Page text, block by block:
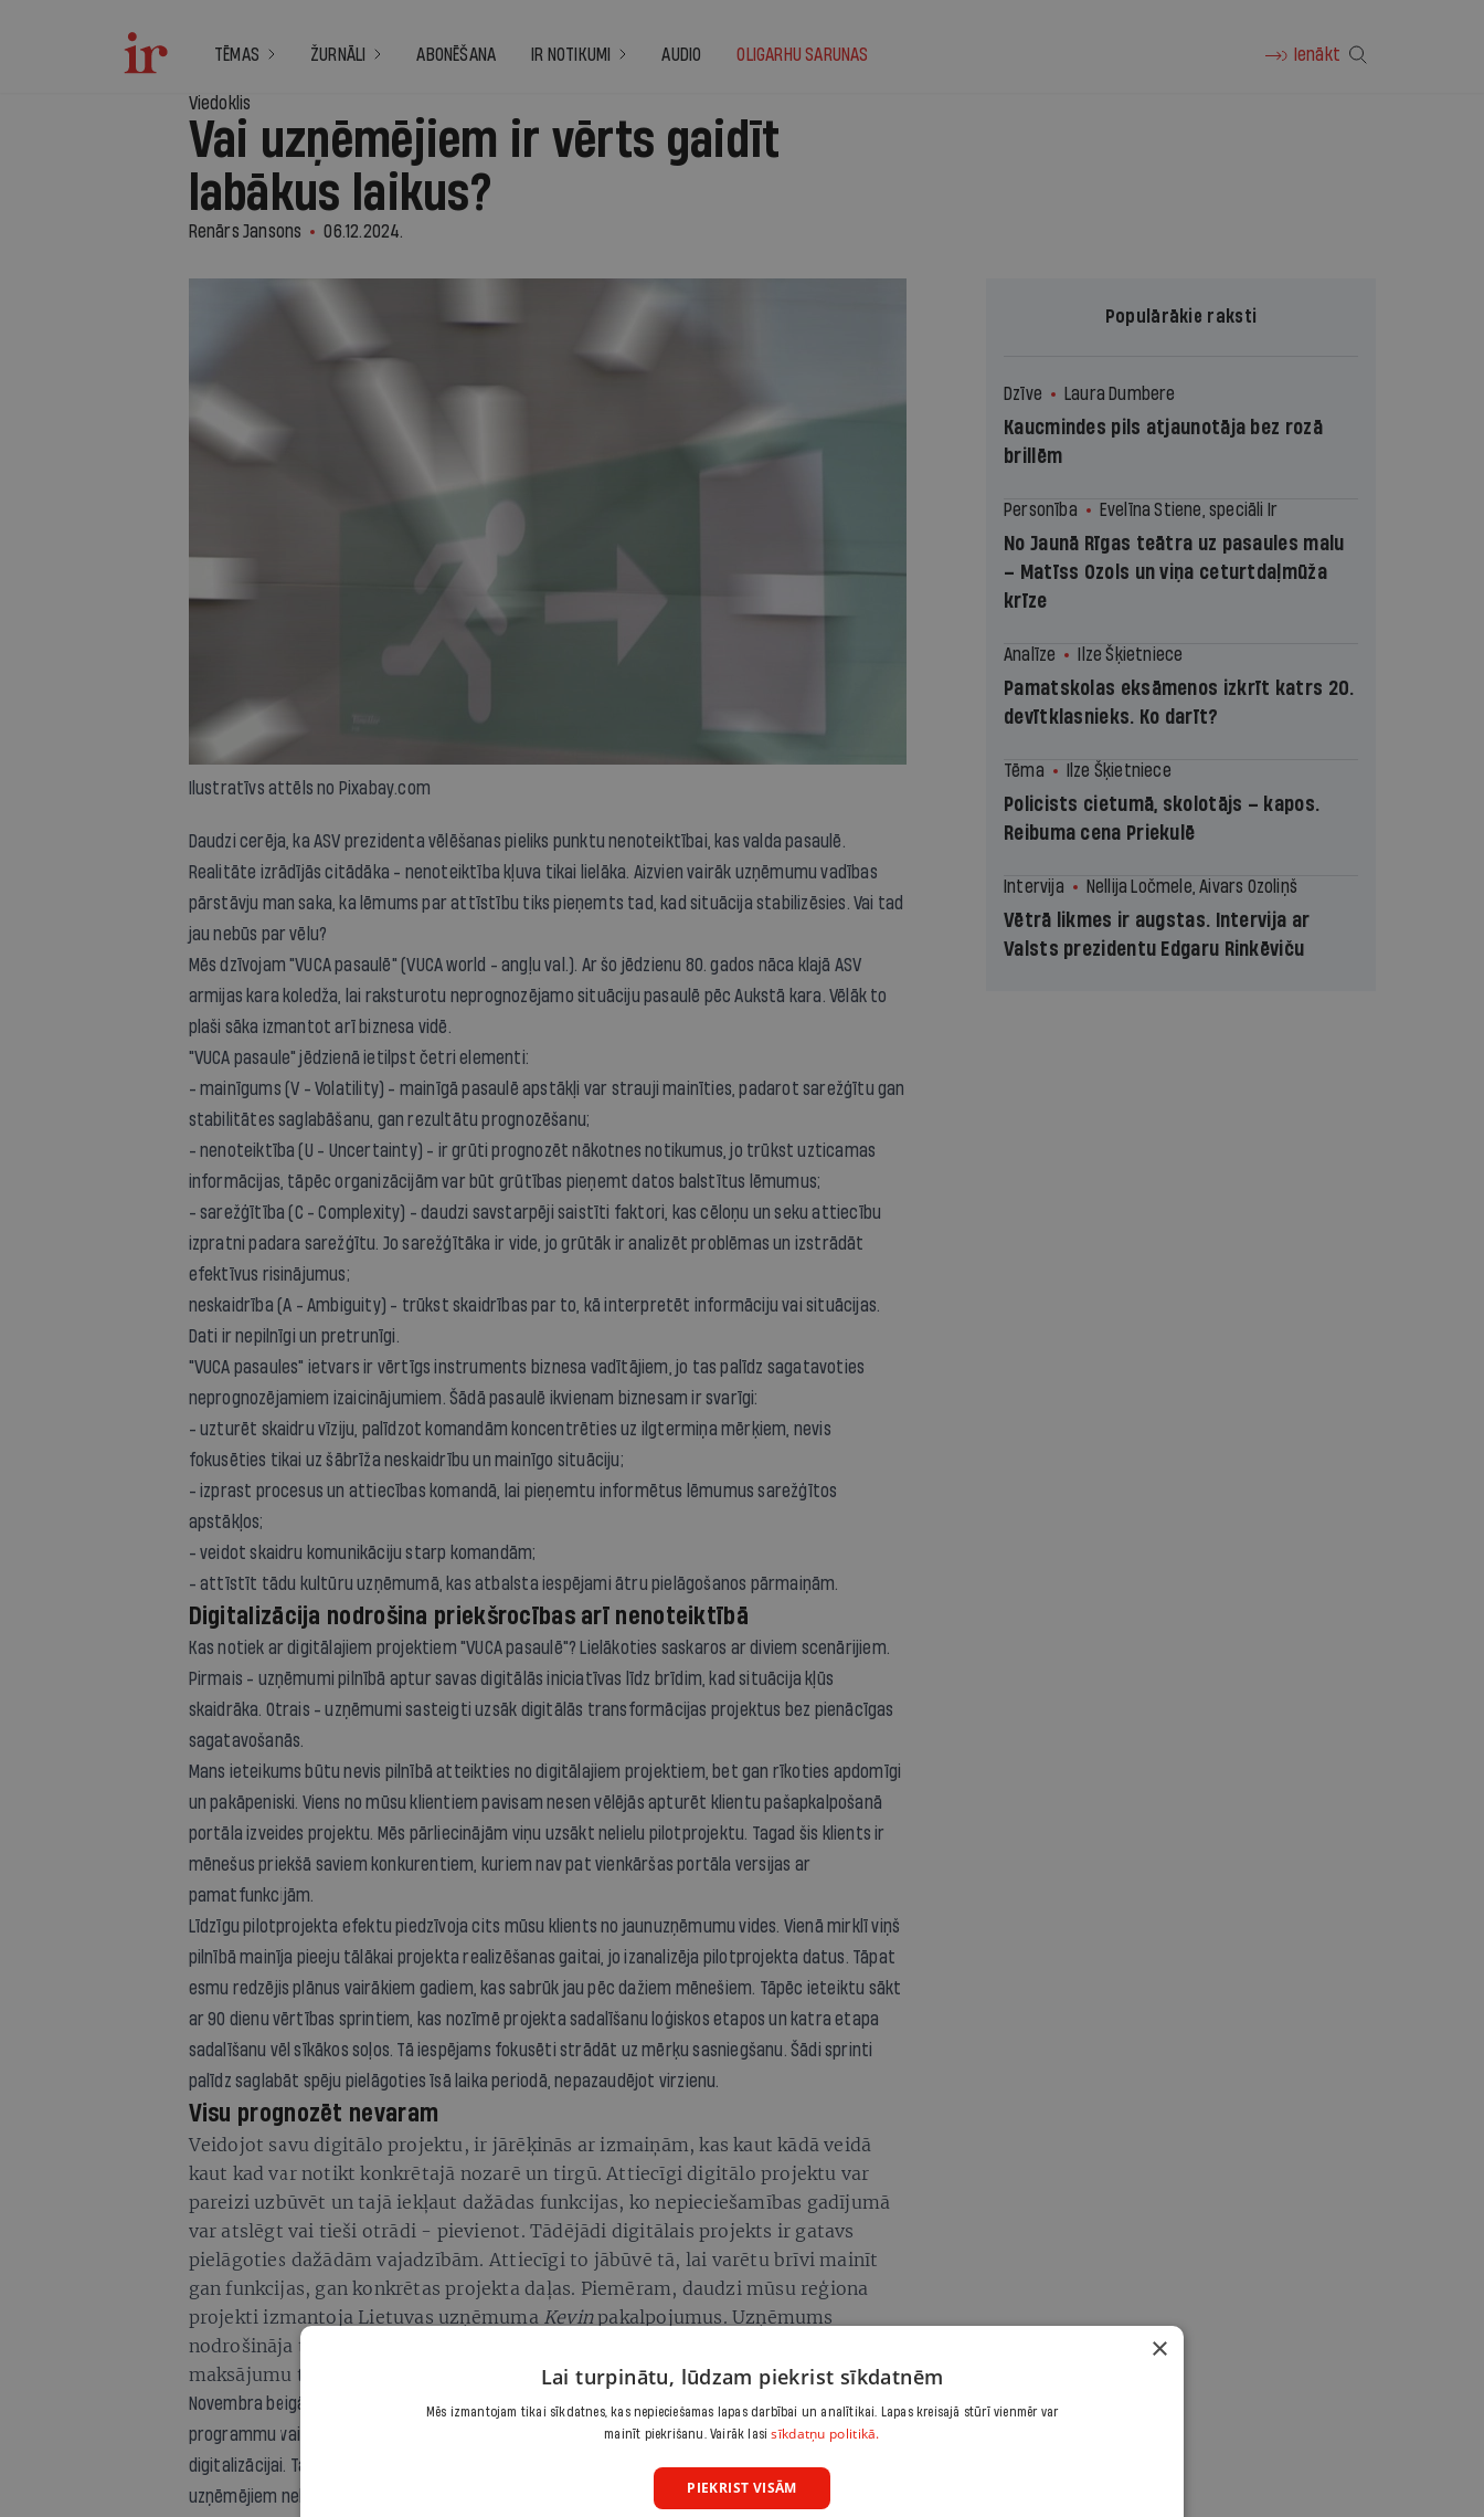
TĒMAS ŽURNĀLI ABONĒŠANA IR NOTIKUMI AUDIO OLIGARHU SARUNAS Ienākt
Viedoklis
Vai uzņēmējiem ir vērts gaidīt
labākus laikus?
Renārs Jansons 06.12.2024.
Ilustratīvs attēls no Pixabay.com
Daudzi cerēja, ka ASV prezidenta vēlēšanas pieliks punktu nenoteiktībai, kas valda pasaulē.
Realitāte izrādījās citādāka - nenoteiktība kļuva tikai lielāka. Aizvien vairāk uzņēmumu vadības
pārstāvju man saka, ka lēmums par attīstību tiks pieņemts tad, kad situācija stabilizēsies. Vai tad
jau nebūs par vēlu?
Mēs dzīvojam "VUCA pasaulē" (VUCA world - angļu val.). Ar šo jēdzienu 80. gados nāca klajā ASV
armijas kara koledža, lai raksturotu neprognozējamo situāciju pasaulē pēc Aukstā kara. Vēlāk to
plaši sāka izmantot arī biznesa vidē.
"VUCA pasaule" jēdzienā ietilpst četri elementi:
- mainīgums (V - Volatility) - mainīgā pasaulē apstākļi var strauji mainīties, padarot sarežģītu gan
stabilitātes saglabāšanu, gan rezultātu prognozēšanu;
- nenoteiktība (U - Uncertainty) - ir grūti prognozēt nākotnes notikumus, jo trūkst uzticamas
informācijas, tāpēc organizācijām var būt grūtības pieņemt datos balstītus lēmumus;
- sarežģītība (C - Complexity) - daudzi savstarpēji saistīti faktori, kas cēloņu un seku attiecību
izpratni padara sarežģītu. Jo sarežģītāka ir vide, jo grūtāk ir analizēt problēmas un izstrādāt
efektīvus risinājumus;
neskaidrība (A - Ambiguity) - trūkst skaidrības par to, kā interpretēt informāciju vai situācijas.
Dati ir nepilnīgi un pretrunīgi.
"VUCA pasaules" ietvars ir vērtīgs instruments biznesa vadītājiem, jo tas palīdz sagatavoties
neprognozējamiem izaicinājumiem. Šādā pasaulē ikvienam biznesam ir svarīgi:
- uzturēt skaidru vīziju, palīdzot komandām koncentrēties uz ilgtermiņa mērķiem, nevis
fokusēties tikai uz šābrīža neskaidrību un mainīgo situāciju;
- izprast procesus un attiecības komandā, lai pieņemtu informētus lēmumus sarežģītos
apstākļos;
- veidot skaidru komunikāciju starp komandām;
- attīstīt tādu kultūru uzņēmumā, kas atbalsta iespējami ātru pielāgošanos pārmaiņām.
Digitalizācija nodrošina priekšrocības arī nenoteiktībā
Kas notiek ar digitālajiem projektiem "VUCA pasaulē"? Lielākoties saskaros ar diviem scenārijiem.
Pirmais - uzņēmumi pilnībā aptur savas digitālās iniciatīvas līdz brīdim, kad situācija kļūs
skaidrāka. Otrais - uzņēmumi sasteigti uzsāk digitālās transformācijas projektus bez pienācīgas
sagatavošanās.
Mans ieteikums būtu nevis pilnībā atteikties no digitālajiem projektiem, bet gan rīkoties apdomīgi
un pakāpeniski. Viens no mūsu klientiem pavisam nesen vēlējās apturēt klientu pašapkalpošanā
portāla izveides projektu. Mēs pārliecinājām viņu uzsākt nelielu pilotprojektu. Tagad šis klients ir
mēnešus priekšā saviem konkurentiem, kuriem nav pat vienkāršas portāla versijas ar
pamatfunkcijām.
Līdzīgu pilotprojekta efektu piedzīvoja cits mūsu klients no jaunuzņēmumu vides. Vienā mirklī viņš
pilnībā mainīja pieeju tālākai projekta realizēšanas gaitai, jo izanalizēja pilotprojekta datus. Tāpat
esmu redzējis plānus vairākiem gadiem, kas sabrūk jau pēc dažiem mēnešiem. Tāpēc ieteiktu sākt
ar 90 dienu vērtības sprintiem, kas nozīmē projekta sadalīšanu loģiskos etapos un katra etapa
sadalīšanu vēl sīkākos soļos. Tā iespējams fokusēti strādāt uz mērķu sasniegšanu. Šādi sprinti
palīdz saglabāt spēju pielāgoties īsā laika periodā, nepazaudējot virzienu.
Visu prognozēt nevaram
Veidojot savu digitālo projektu, ir jārēķinās ar izmaiņām, kas kaut kādā veidā
kaut kad var notikt konkrētajā nozarē un tirgū. Attiecīgi digitālo projektu var
pareizi uzbūvēt un tajā iekļaut dažādas funkcijas, ko nepieciešamības gadījumā
var atslēgt vai tieši otrādi - pievienot. Tādējādi digitālais projekts ir gatavs
pielāgoties dažādām vajadzībām. Attiecīgi to jābūvē tā, lai varētu brīvi mainīt
gan funkcijas, gan konkrētas projekta daļas. Piemēram, daudzi mūsu reģiona
projekti izmantoja Lietuvas uzņēmuma Kevinpakalpojumus. Uzņēmums
nodrošināja tiešsaistes maksājumu apstrādi.
maksājumu tehniskais risinājums bija strauji jānomaina uz pilnīgi citu.
Novembra beigās Ministru kabinets apstiprinājis jaunu Eiropas Savienības fondu atbalsta
programmu vairāk nekā 27 miljonu eiro apmērā, uzņēmumi varēs saņemt atbalstu savu procesu
digitalizācijai. Tās ir lieliskas ziņas! Jā, pasaulē valda nenoteiktība, bet tas nenozīmē, ka
uzņēmējiem nebūs iespēju. Jā, varbūt tās iespējas liks mainīties pašiem un nebūs gluži tādas, kā
Populārākie raksti
Dzīve Laura Dumbere
Kaucmindes pils atjaunotāja bez rozā
brillēm
Personība Evelīna Stiene, speciāli Ir
No Jaunā Rīgas teātra uz pasaules malu
– Matīss Ozols un viņa ceturtdaļmūža
krīze
Analīze Ilze Šķietniece
Pamatskolas eksāmenos izkrīt katrs 20.
devītklasnieks. Ko darīt?
Tēma Ilze Šķietniece
Policists cietumā, skolotājs – kapos.
Reibuma cena Priekulē
Intervija Nellija Ločmele, Aivars Ozoliņš
Vētrā likmes ir augstas. Intervija ar
Valsts prezidentu Edgaru Rinkēviču
×
Lai turpinātu, lūdzam piekrist sīkdatnēm
Mēs izmantojam tikai sīkdatnes, kas nepieciešamas lapas darbībai un analītikai. Lapas kreisajā stūrī vienmēr var
mainīt piekrišanu. Vairāk lasisīkdatņu politikā.
PIEKRIST VISĀM